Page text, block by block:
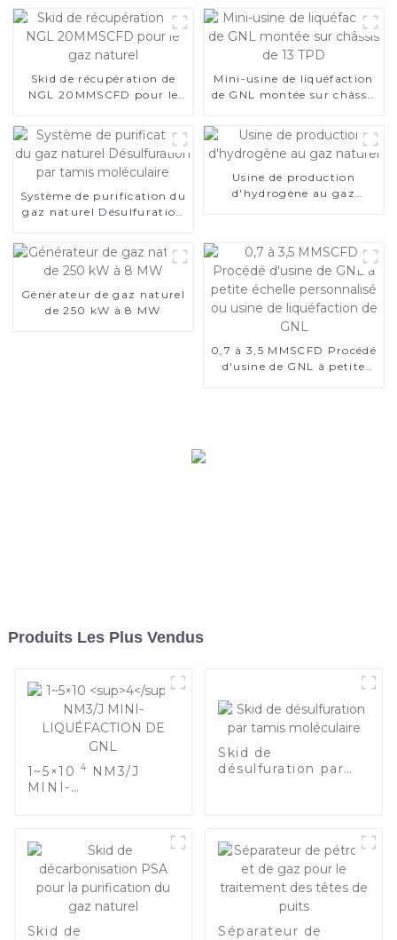
Skid de récupération de
NGL 20MMSCFD pour le
Mini-usine de liquéfaction
de GNL montée sur châssis
Système de purification du
gaz naturel Désulfuration
Usine de production
d'hydrogène au gaz
Générateur de gaz naturel
de 250 kW à 8 MW
0,7 à 3,5 MMSCFD Procédé
d'usine de GNL à petite
Produits Les Plus Vendus
1~5×10 4
NM3/J
MINI-
Skid de
désulfuration par
Skid de
Séparateur de